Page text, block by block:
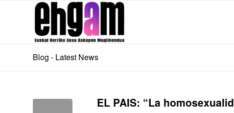
Blog - Latest News
EL PAIS: “La